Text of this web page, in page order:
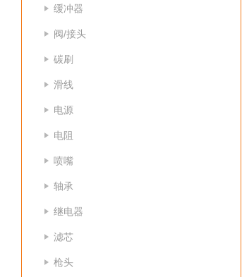
缓冲器
阀/接头
碳刷
滑线
电源
电阻
喷嘴
轴承
继电器
滤芯
枪头